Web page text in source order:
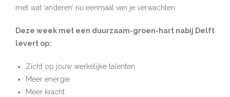
met wat ‘anderen’ nu eenmaal van je verwachten:
Deze week met een duurzaam-groen-hart nabij Delft
levert op:
Zicht op jouw werkelijke talenten
Meer energie
Meer kracht